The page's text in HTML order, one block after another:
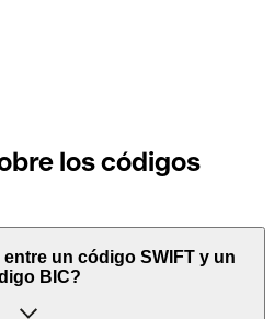
los códigos
un código SWIFT y un
BIC?